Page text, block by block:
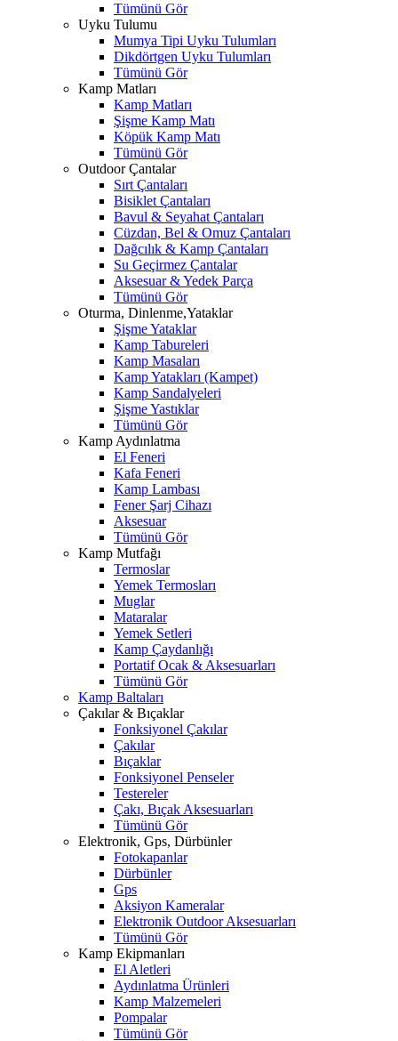
Tümünü Gör
Uyku Tulumu
Mumya Tipi Uyku Tulumları
Dikdörtgen Uyku Tulumları
Tümünü Gör
Kamp Matları
Kamp Matları
Şişme Kamp Matı
Köpük Kamp Matı
Tümünü Gör
Outdoor Çantalar
Sırt Çantaları
Bisiklet Çantaları
Bavul & Seyahat Çantaları
Cüzdan, Bel & Omuz Çantaları
Dağcılık & Kamp Çantaları
Su Geçirmez Çantalar
Aksesuar & Yedek Parça
Tümünü Gör
Oturma, Dinlenme,Yataklar
Şişme Yataklar
Kamp Tabureleri
Kamp Masaları
Kamp Yatakları (Kampet)
Kamp Sandalyeleri
Şişme Yastıklar
Tümünü Gör
Kamp Aydınlatma
El Feneri
Kafa Feneri
Kamp Lambası
Fener Şarj Cihazı
Aksesuar
Tümünü Gör
Kamp Mutfağı
Termoslar
Yemek Termosları
Muglar
Mataralar
Yemek Setleri
Kamp Çaydanlığı
Portatif Ocak & Aksesuarları
Tümünü Gör
Kamp Baltaları
Çakılar & Bıçaklar
Fonksiyonel Çakılar
Çakılar
Bıçaklar
Fonksiyonel Penseler
Testereler
Çakı, Bıçak Aksesuarları
Tümünü Gör
Elektronik, Gps, Dürbünler
Fotokapanlar
Dürbünler
Gps
Aksiyon Kameralar
Elektronik Outdoor Aksesuarları
Tümünü Gör
Kamp Ekipmanları
El Aletleri
Aydınlatma Ürünleri
Kamp Malzemeleri
Pompalar
Tümünü Gör